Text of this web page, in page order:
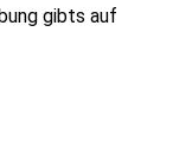
gibts auf